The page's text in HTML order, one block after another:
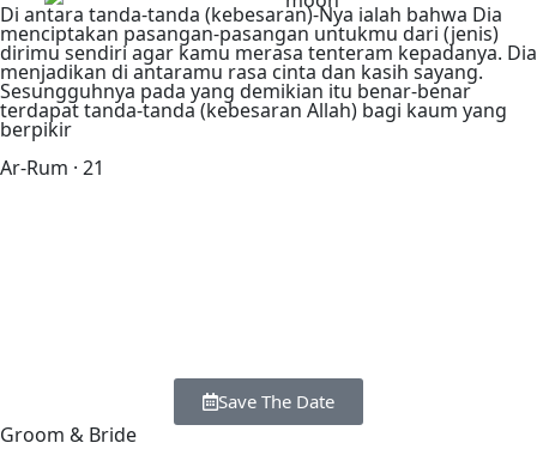
Di antara tanda-tanda (kebesaran)-Nya ialah bahwa Dia
menciptakan pasangan-pasangan untukmu dari (jenis)
dirimu sendiri agar kamu merasa tenteram kepadanya. Dia
menjadikan di antaramu rasa cinta dan kasih sayang.
Sesungguhnya pada yang demikian itu benar-benar
terdapat tanda-tanda (kebesaran Allah) bagi kaum yang
berpikir
Ar-Rum · 21
Save The Date
Groom & Bride